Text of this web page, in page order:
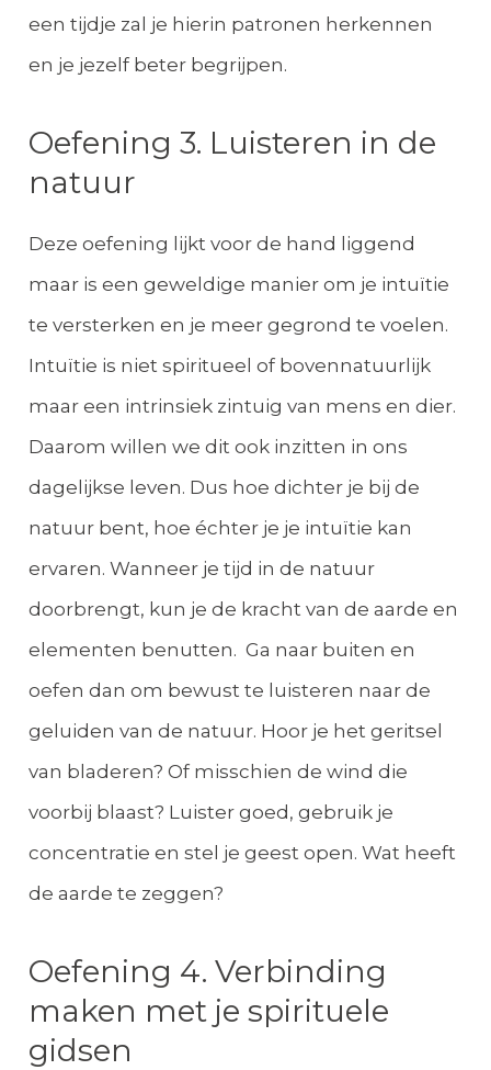
een tijdje zal je hierin patronen herkennen
en je jezelf beter begrijpen.
Oefening 3. Luisteren in de
natuur
Deze oefening lijkt voor de hand liggend
maar is een geweldige manier om je intuïtie
te versterken en je meer gegrond te voelen.
Intuïtie is niet spiritueel of bovennatuurlijk
maar een intrinsiek zintuig van mens en dier.
Daarom willen we dit ook inzitten in ons
dagelijkse leven. Dus hoe dichter je bij de
natuur bent, hoe échter je je intuïtie kan
ervaren. Wanneer je tijd in de natuur
doorbrengt, kun je de kracht van de aarde en
elementen benutten. Ga naar buiten en
oefen dan om bewust te luisteren naar de
geluiden van de natuur. Hoor je het geritsel
van bladeren? Of misschien de wind die
voorbij blaast? Luister goed, gebruik je
concentratie en stel je geest open. Wat heeft
de aarde te zeggen?
Oefening 4. Verbinding
maken met je spirituele
gidsen